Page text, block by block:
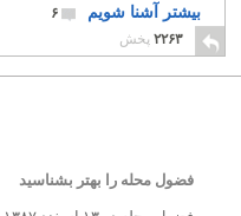
بیشتر آشنا شویم
۶
۲۲۶۳ پخش
فضول محله را بهتر بشناسید